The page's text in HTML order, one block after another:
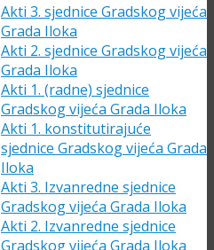
Akti 3. sjednice Gradskog vijeća
Grada Iloka
Akti 2. sjednice Gradskog vijeća
Grada Iloka
Akti 1. (radne) sjednice
Gradskog vijeća Grada Iloka
Akti 1. konstitutirajuće
sjednice Gradskog vijeća Grada
Iloka
Akti 3. Izvanredne sjednice
Gradskog vijeća Grada Iloka
Akti 2. Izvanredne sjednice
Gradskog vijeća Grada Iloka